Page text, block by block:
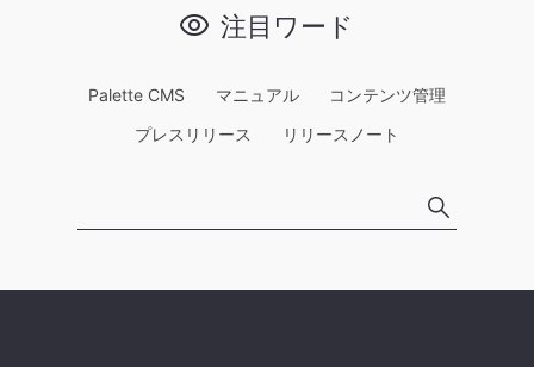
注目ワード
Palette CMS マニュアル
コンテンツ管理
プレスリリース
リリースノート